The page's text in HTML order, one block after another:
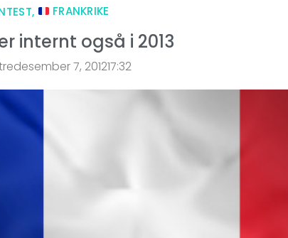
, FRANKRIKE
internt også i 2013
desember 7, 201217:32